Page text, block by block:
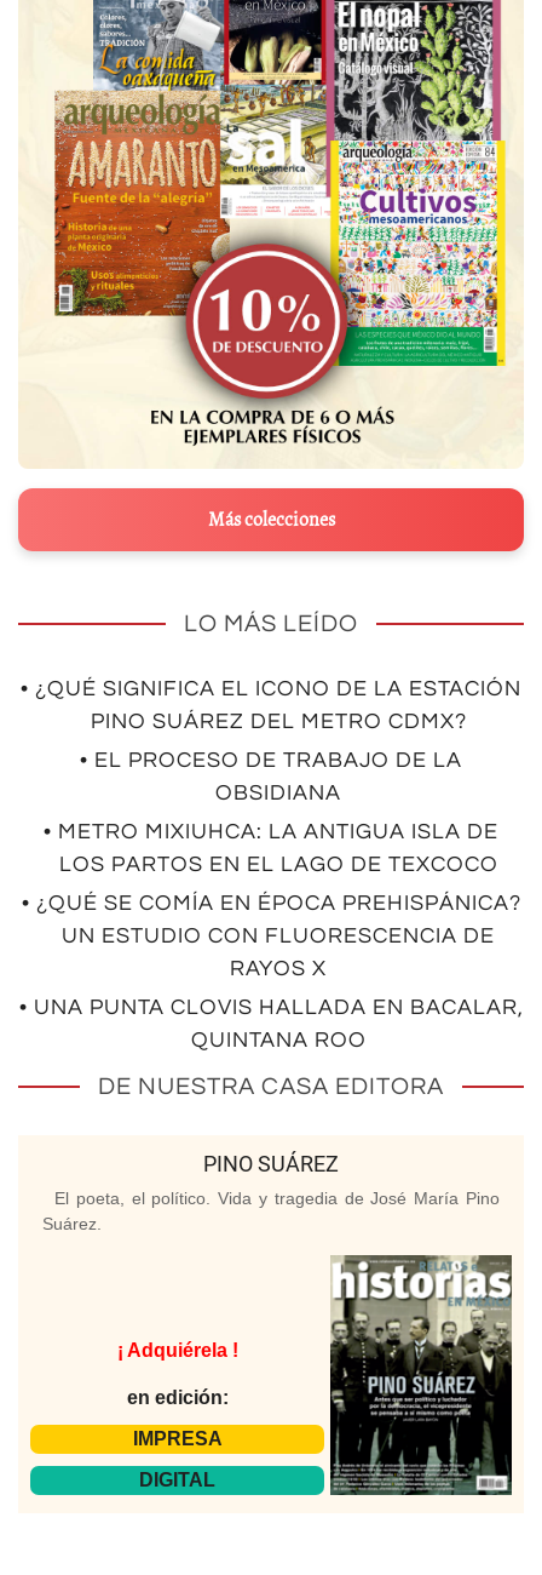
Más colecciones
LO MÁS LEÍDO
• ¿QUÉ SIGNIFICA EL ICONO DE LA ESTACIÓN
PINO SUÁREZ DEL METRO CDMX?
• EL PROCESO DE TRABAJO DE LA
OBSIDIANA
• METRO MIXIUHCA: LA ANTIGUA ISLA DE
LOS PARTOS EN EL LAGO DE TEXCOCO
• ¿QUÉ SE COMÍA EN ÉPOCA PREHISPÁNICA?
UN ESTUDIO CON FLUORESCENCIA DE
RAYOS X
• UNA PUNTA CLOVIS HALLADA EN BACALAR,
QUINTANA ROO
DE NUESTRA CASA EDITORA
PINO SUÁREZ
El poeta, el político. Vida y tragedia de José María Pino
Suárez.
¡ Adquiérela !
en edición:
IMPRESA
DIGITAL